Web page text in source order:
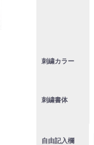
刺繍カラー
刺繍書体
自由記入欄